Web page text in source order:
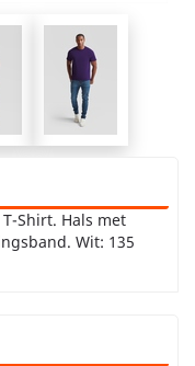
Shirt. Hals met
Wit: 135